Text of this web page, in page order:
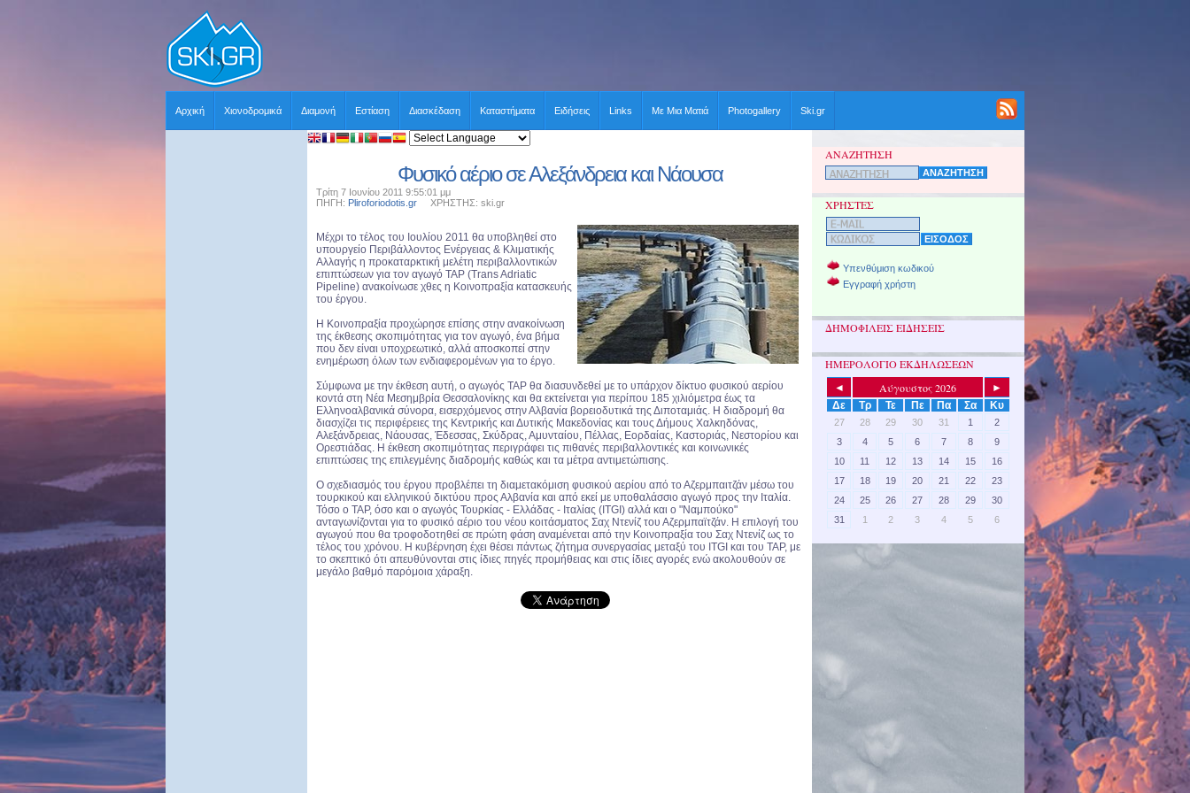
Αρχική Χιονοδρομικά Διαμονή Εστίαση Διασκέδαση Καταστήματα Ειδήσεις Links Με Μια Ματιά Photogallery Ski.gr
Φυσικό αέριο σε Αλεξάνδρεια και Νάουσα
Τρίτη 7 Ιουνίου 2011 9:55:01 μμ
ΠΗΓΗ: Pliroforiodotis.gr ΧΡΗΣΤΗΣ: ski.gr
Mέχρι το τέλος του Ιουλίου 2011 θα υποβληθεί στο
υπουργείο Περιβάλλοντος Ενέργειας & Κλιματικής
Αλλαγής η προκαταρκτική μελέτη περιβαλλοντικών
επιπτώσεων για τον αγωγό TAP (Trans Adriatic
Pipeline) ανακοίνωσε χθες η Κοινοπραξία κατασκευής
του έργου.
Η Κοινοπραξία προχώρησε επίσης στην ανακοίνωση
της έκθεσης σκοπιμότητας για τον αγωγό, ένα βήμα
που δεν είναι υποχρεωτικό, αλλά αποσκοπεί στην
ενημέρωση όλων των ενδιαφερομένων για το έργο.
Σύμφωνα με την έκθεση αυτή, ο αγωγός TAP θα διασυνδεθεί με το υπάρχον δίκτυο φυσικού αερίου
κοντά στη Νέα Μεσημβρία Θεσσαλονίκης και θα εκτείνεται για περίπου 185 χιλιόμετρα έως τα
Ελληνοαλβανικά σύνορα, εισερχόμενος στην Αλβανία βορειοδυτικά της Διποταμιάς. Η διαδρομή θα
διασχίζει τις περιφέρειες της Κεντρικής και Δυτικής Μακεδονίας και τους Δήμους Χαλκηδόνας,
Αλεξάνδρειας, Νάουσας, Έδεσσας, Σκύδρας, Αμυνταίου, Πέλλας, Εορδαίας, Καστοριάς, Νεστορίου και
Ορεστιάδας. Η έκθεση σκοπιμότητας περιγράφει τις πιθανές περιβαλλοντικές και κοινωνικές
επιπτώσεις της επιλεγμένης διαδρομής καθώς και τα μέτρα αντιμετώπισης.
Ο σχεδιασμός του έργου προβλέπει τη διαμετακόμιση φυσικού αερίου από το Αζερμπαιτζάν μέσω του
τουρκικού και ελληνικού δικτύου προς Αλβανία και από εκεί με υποθαλάσσιο αγωγό προς την Ιταλία.
Τόσο ο TAP, όσο και ο αγωγός Τουρκίας - Ελλάδας - Ιταλίας (ITGI) αλλά και ο "Ναμπούκο"
ανταγωνίζονται για το φυσικό αέριο του νέου κοιτάσματος Σαχ Ντενίζ του Αζερμπαϊτζάν. Η επιλογή του
αγωγού που θα τροφοδοτηθεί σε πρώτη φάση αναμένεται από την Κοινοπραξία του Σαχ Ντενίζ ως το
τέλος του χρόνου. Η κυβέρνηση έχει θέσει πάντως ζήτημα συνεργασίας μεταξύ του ITGI και του TAP, με
το σκεπτικό ότι απευθύνονται στις ίδιες πηγές προμήθειας και στις ίδιες αγορές ενώ ακολουθούν σε
μεγάλο βαθμό παρόμοια χάραξη.
ΑΝΑΖΗΤΗΣΗ
ΧΡΗΣΤΕΣ
Υπενθύμιση κωδικού
Εγγραφή χρήστη
ΔΗΜΟΦΙΛΕΙΣ ΕΙΔΗΣΕΙΣ
ΗΜΕΡΟΛΟΓΙΟ ΕΚΔΗΛΩΣΕΩΝ
◄ Αύγουστος 2026
►
Δε
Τρ Τε Πε Πα Σα Κυ
27 28 29 30 31 1
2
3
4 5 6 7 8
9
10
11 12 13 14 15
16
17
18 19 20 21 22
23
24
25 26 27 28 29
30
31
1 2 3 4 5 6